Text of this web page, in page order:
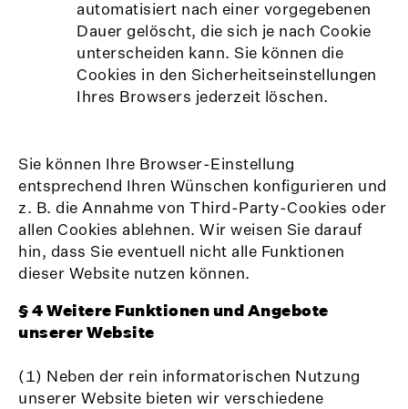
automatisiert nach einer vorgegebenen
Dauer gelöscht, die sich je nach Cookie
unterscheiden kann. Sie können die
Cookies in den Sicherheitseinstellungen
Ihres Browsers jederzeit löschen.
Sie können Ihre Browser-Einstellung
entsprechend Ihren Wünschen konfigurieren und
z. B. die Annahme von Third-Party-Cookies oder
allen Cookies ablehnen. Wir weisen Sie darauf
hin, dass Sie eventuell nicht alle Funktionen
dieser Website nutzen können.
§ 4 Weitere Funktionen und Angebote
unserer Website
(1) Neben der rein informatorischen Nutzung
unserer Website bieten wir verschiedene